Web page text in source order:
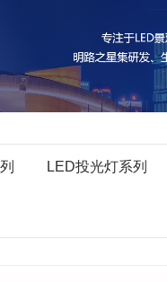
LED投光灯系列